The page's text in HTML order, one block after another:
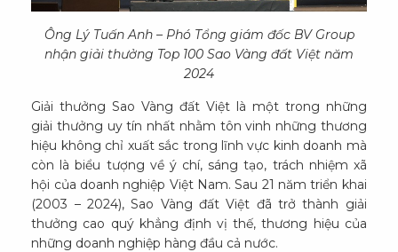
Ông Lý Tuấn Anh – Phó Tổng giám đốc BV Group
nhận giải thưởng Top 100 Sao Vàng đất Việt năm
2024
Giải thưởng Sao Vàng đất Việt là một trong những
giải thưởng uy tín nhất nhằm tôn vinh những thương
hiệu không chỉ xuất sắc trong lĩnh vực kinh doanh mà
còn là biểu tượng về ý chí, sáng tạo, trách nhiệm xã
hội của doanh nghiệp Việt Nam. Sau 21 năm triển khai
(2003 – 2024), Sao Vàng đất Việt đã trở thành giải
thưởng cao quý khẳng định vị thế, thương hiệu của
những doanh nghiệp hàng đầu cả nước.